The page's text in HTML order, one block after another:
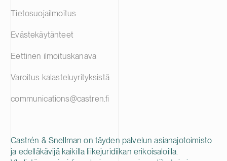
Castrén & Snellman on täyden palvelun asianajotoimisto
ja edelläkävijä kaikilla liikejuridiikan erikoisaloilla.
Tietosuojailmoitus
Evästekäytänteet
Eettinen ilmoituskanava
Varoitus kalasteluyrityksistä
communications@castren.fi